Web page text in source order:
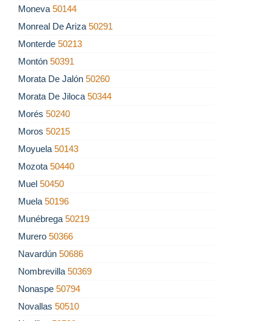
Moneva 50144
Monreal De Ariza 50291
Monterde 50213
Montón 50391
Morata De Jalón 50260
Morata De Jiloca 50344
Morés 50240
Moros 50215
Moyuela 50143
Mozota 50440
Muel 50450
Muela 50196
Munébrega 50219
Murero 50366
Navardún 50686
Nombrevilla 50369
Nonaspe 50794
Novallas 50510